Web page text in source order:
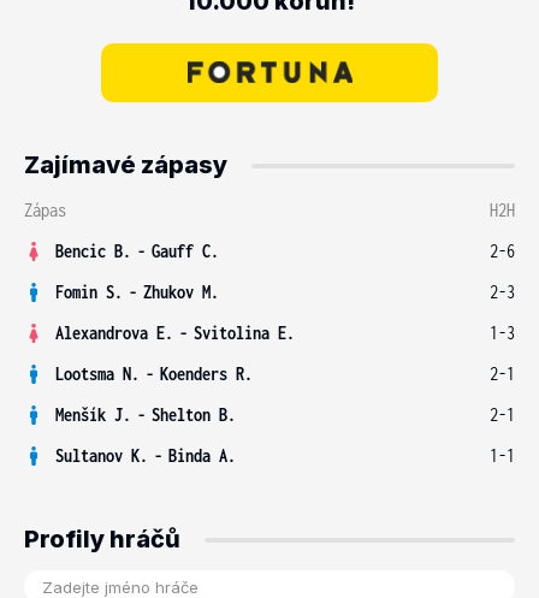
Zajímavé zápasy
Zápas
H2H
Bencic B. - Gauff C.
2-6
Fomin S. - Zhukov M.
2-3
Alexandrova E. - Svitolina E.
1-3
Lootsma N. - Koenders R.
2-1
Menšík J. - Shelton B.
2-1
Sultanov K. - Binda A. 1-1
Profily hráčů